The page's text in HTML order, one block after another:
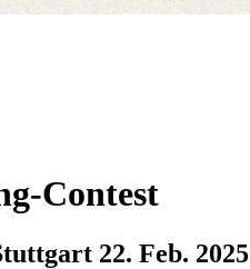
Contest
22. Feb. 2025